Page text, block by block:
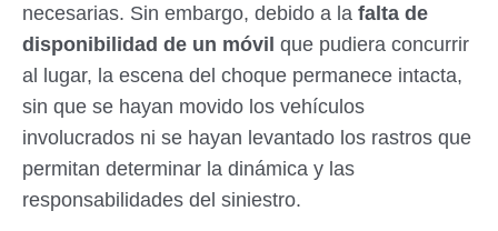
necesarias. Sin embargo, debido a la falta de
disponibilidad de un móvil que pudiera concurrir
al lugar, la escena del choque permanece intacta,
sin que se hayan movido los vehículos
involucrados ni se hayan levantado los rastros que
permitan determinar la dinámica y las
responsabilidades del siniestro.